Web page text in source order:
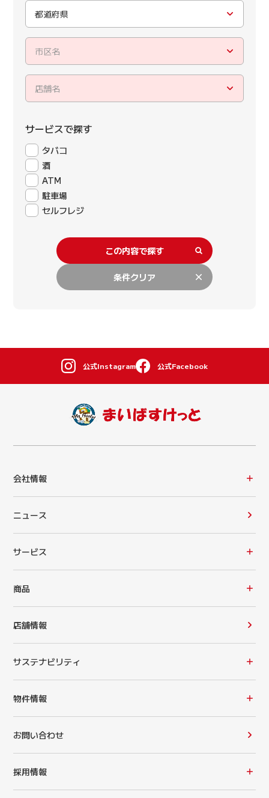
都道府県
市区名
店舗名
サービスで探す
タバコ
酒
ATM
駐車場
セルフレジ
この内容で探す
条件クリア
公式Instagram 公式Facebook
会社情報
ニュース
サービス
商品
店舗情報
サステナビリティ
物件情報
お問い合わせ
採用情報